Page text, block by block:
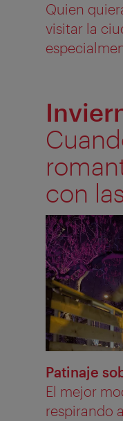
Quien
visitar la
con
Patinaje
El mejor
respirando